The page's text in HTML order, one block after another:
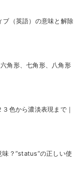
（英語）の意味と解除
角形、七角形、八角形
色から濃淡表現まで｜
味？”status”の正しい使